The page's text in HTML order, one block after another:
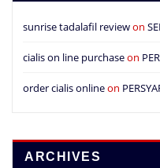
sunrise tadalafil reviewon
cialis on line purchaseon
order cialis onlineon
ARCHIVES